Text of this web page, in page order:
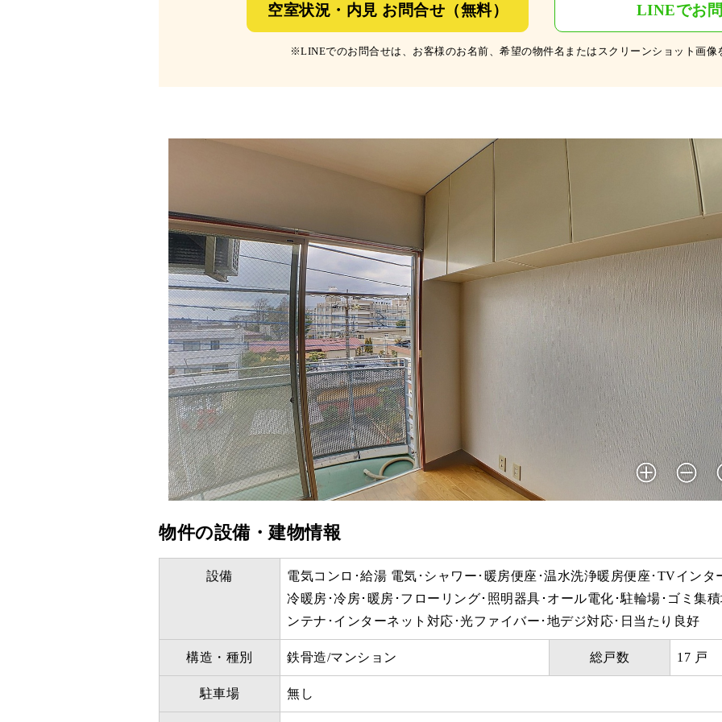
空室状況・内見 お問合せ（無料） LINEでお
※LINEでのお問合せは、お客様のお名前、希望の物件名またはスクリーンショット画像
物件の設備・建物情報
設備
電気コンロ･給湯 電気･シャワー･暖房便座･温水洗浄暖房便座･TVインタ
冷暖房･冷房･暖房･フローリング･照明器具･オール電化･駐輪場･ゴミ集
ンテナ･インターネット対応･光ファイバー･地デジ対応･日当たり良好
構造・種別 鉄骨造/マンション 総戸数 17 戸
駐車場 無し